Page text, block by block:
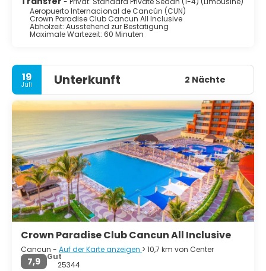
sollten Sie es vorziehen, sich an einem weißen Sandstrand
zu erholen, während Ihre von der Sonne gebräunten Füße
in der Karibik baumeln, sind Sie ohne jeden Zweifel am
richtigen Ort. Einige der schönsten Strände der Welt
wichtigsten Urlaubsorte Lateinamerikas verwandelt.
Aeropuerto Internacional de Cancún (CUN)
Crown Paradise Club Cancun All Inclusive
Abholzeit: Ausstehend zur Bestätigung
Maximale Wartezeit: 60 Minuten
19
Juli Unterkunft 2 Nächte
Crown Paradise Club Cancun All Inclusive
Cancun - Auf der Karte anzeigen > 10,7 km von Center
7,9
Gut
25344